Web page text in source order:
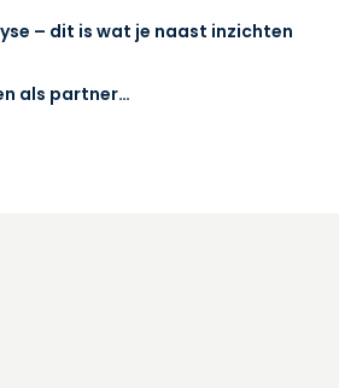
– dit is wat je naast inzichten
als partner…